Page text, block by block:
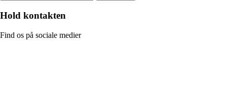
Hold kontakten
Find os på sociale medier